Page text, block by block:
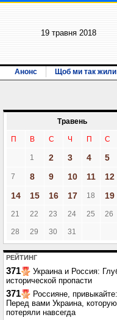
19 травня 2018
Анонс Щоб ми так жили
Травень
П В С Ч П С
1 2 3 4 5
7 8 9 10 11 12
14
15 16 17 18 19
21 22 23 24 25 26
28 29 30 31
РЕЙТИНГ
371
Украина и Россия:
исторической пропасти
371
Россияне, привыкайте:
Перед вами Украина,
потеряли навсегда